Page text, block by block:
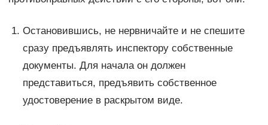
Остановившись, не нервничайте и не спешите
сразу предъявлять инспектору собственные
документы. Для начала он должен
представиться, предъявить собственное
удостоверение в раскрытом виде.